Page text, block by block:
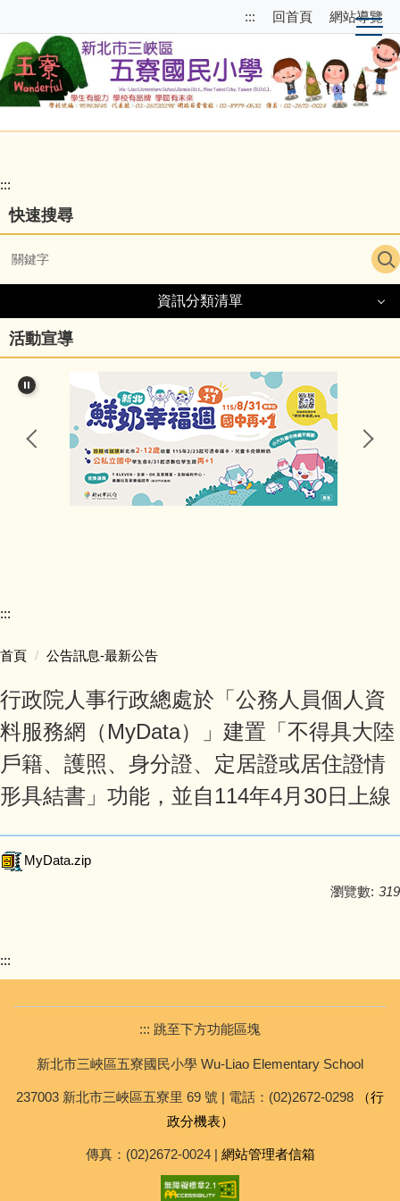
到
主
要
內
容
區
:::
至
方
選
區
回首頁 網站導覽
園
主
選
單
導
:::
快速搜尋
資訊分類清單
資訊分類清單
細說五寮
行政處室
公告訊息
學生活動
獎助學金
招生資訊
活動宣導
:::
首頁 公告訊息-最新公告
行政院人事行政總處於「公務人員個人資
料服務網（MyData）」建置「不得具大陸
戶籍、護照、身分證、定居證或居住證情
形具結書」功能，並自114年4月30日上線
MyData.zip
瀏覽數: 319
:::
::: 跳至下方功能區塊
新北市三峽區五寮國民小學 Wu-Liao Elementary School
237003 新北市三峽區五寮里 69 號 | 電話：(02)2672-0298
（行
政分機表）
傳真：(02)2672-0024 | 網站管理者信箱